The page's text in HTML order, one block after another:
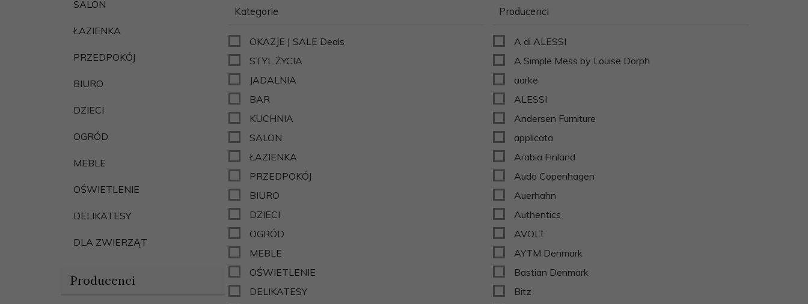
SALON
ŁAZIENKA
PRZEDPOKÓJ
BIURO
DZIECI
OGRÓD
MEBLE
OŚWIETLENIE
DELIKATESY
DLA ZWIERZĄT
Producenci
Kategorie
OKAZJE | SALE Deals
STYL ŻYCIA
JADALNIA
BAR
KUCHNIA
SALON
ŁAZIENKA
PRZEDPOKÓJ
BIURO
DZIECI
OGRÓD
MEBLE
OŚWIETLENIE
DELIKATESY
Producenci
A di ALESSI
A Simple Mess by Louise Dorph
aarke
ALESSI
Andersen Furniture
applicata
Arabia Finland
Audo Copenhagen
Auerhahn
Authentics
AVOLT
AYTM Denmark
Bastian Denmark
Bitz